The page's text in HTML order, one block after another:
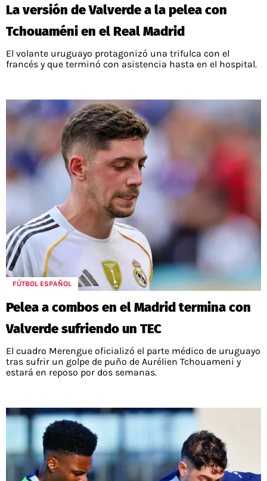
La versión de Valverde a la pelea con
Tchouaméni en el Real Madrid
El volante uruguayo protagonizó una trifulca con el
francés y que terminó con asistencia hasta en el hospital.
FÚTBOL ESPAÑOL
Pelea a combos en el Madrid termina con
Valverde sufriendo un TEC
El cuadro Merengue oficializó el parte médico de uruguayo
tras sufrir un golpe de puño de Aurélien Tchouameni y
estará en reposo por dos semanas.